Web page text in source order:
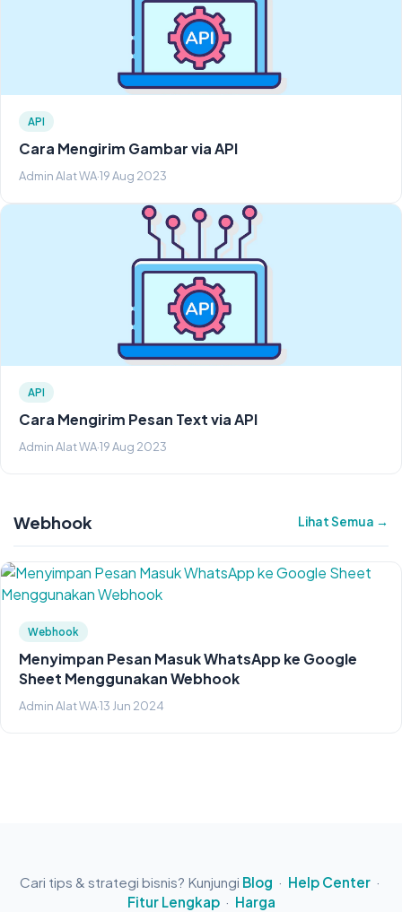
API
Cara Mengirim Gambar via API
Admin Alat WA·19 Aug 2023
API
Cara Mengirim Pesan Text via API
Admin Alat WA·19 Aug 2023
Webhook Lihat Semua →
Webhook
Menyimpan Pesan Masuk WhatsApp ke Google
Sheet Menggunakan Webhook
Admin Alat WA·13 Jun 2024
Cari tips & strategi bisnis? Kunjungi Blog · Help Center·
Fitur Lengkap· Harga